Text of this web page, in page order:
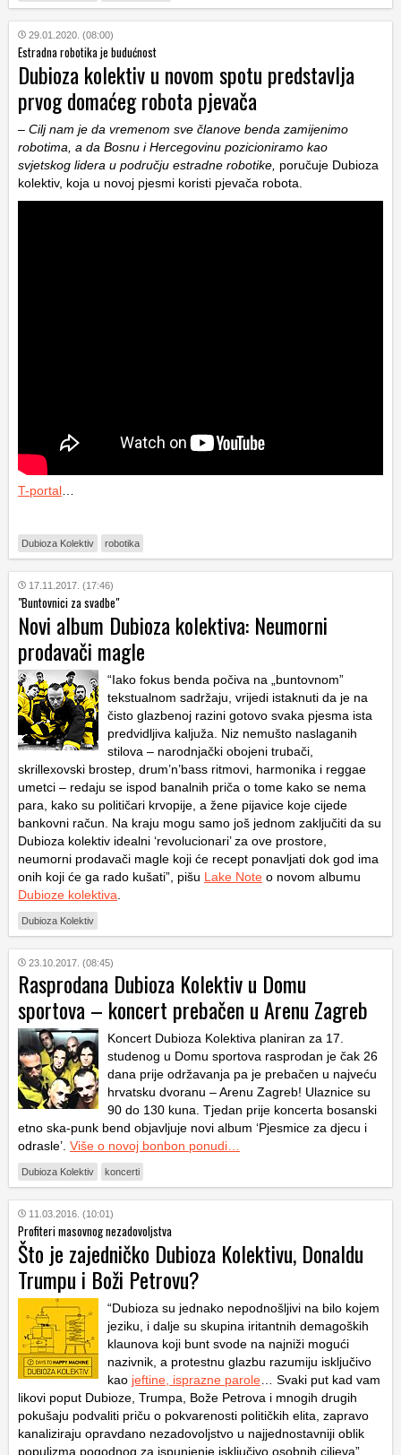
29.01.2020. (08:00)
Estradna robotika je budućnost
Dubioza kolektiv u novom spotu predstavlja
prvog domaćeg robota pjevača
– Cilj nam je da vremenom sve članove benda zamijenimo
robotima, a da Bosnu i Hercegovinu pozicioniramo kao
svjetskog lidera u području estradne robotike, poručuje Dubioza
kolektiv, koja u novoj pjesmi koristi pjevača robota.
T-portal
Dubioza Kolektiv robotika
17.11.2017. (17:46)
"Buntovnici za svadbe"
Novi album Dubioza kolektiva: Neumorni
prodavači magle
“Iako fokus benda počiva na „buntovnom”
tekstualnom sadržaju, vrijedi istaknuti da je na
čisto glazbenoj razini gotovo svaka pjesma ista
predvidljiva kaljuža. Niz nemušto naslaganih
stilova – narodnjački obojeni trubači,
skrillexovski brostep, drum’n’bass ritmovi, harmonika i reggae
umetci – redaju se ispod banalnih priča o tome kako se nema
para, kako su političari krvopije, a žene pijavice koje cijede
bankovni račun. Na kraju mogu samo još jednom zaključiti da su
Dubioza kolektiv idealni ‘revolucionari’ za ove prostore,
neumorni prodavači magle koji će recept ponavljati dok god ima
onih koji će ga rado kušati”, pišu Lake Note o novom albumu
Dubioze kolektiva
Dubioza Kolektiv
23.10.2017. (08:45)
Rasprodana Dubioza Kolektiv u Domu
sportova – koncert prebačen u Arenu Zagreb
Koncert Dubioza Kolektiva planiran za 17.
studenog u Domu sportova rasprodan je čak 26
dana prije održavanja pa je prebačen u najveću
hrvatsku dvoranu – Arenu Zagreb! Ulaznice su
90 do 130 kuna. Tjedan prije koncerta bosanski
etno ska-punk bend objavljuje novi album ‘Pjesmice za djecu i
odrasle’. Više o novoj bonbon ponudi…
Dubioza Kolektiv koncerti
11.03.2016. (10:01)
Profiteri masovnog nezadovoljstva
Što je zajedničko Dubioza Kolektivu, Donaldu
Trumpu i Boži Petrovu?
“Dubioza su jednako nepodnošljivi na bilo kojem
jeziku, i dalje su skupina iritantnih demagoških
klaunova koji bunt svode na najniži mogući
nazivnik, a protestnu glazbu razumiju isključivo
kao jeftine, isprazne parole … Svaki put kad vam
likovi poput Dubioze, Trumpa, Bože Petrova i mnogih drugih
pokušaju podvaliti priču o pokvarenosti političkih elita, zapravo
kanaliziraju opravdano nezadovoljstvo u najjednostavniji oblik
populizma pogodnog za ispunjenje isključivo osobnih ciljeva”,